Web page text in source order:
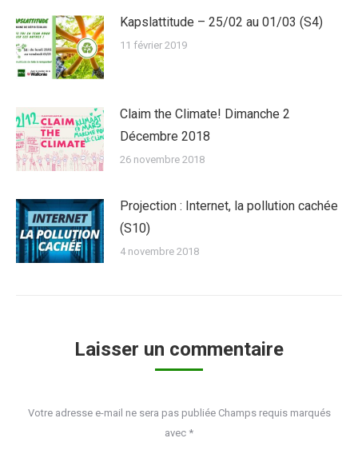
Kapslattitude – 25/02 au 01/03 (S4)
11 février 2019
Claim the Climate! Dimanche 2
Décembre 2018
26 novembre 2018
Projection : Internet, la pollution cachée
(S10)
4 novembre 2018
Laisser un commentaire
Votre adresse e-mail ne sera pas publiée Champs requis marqués
avec *